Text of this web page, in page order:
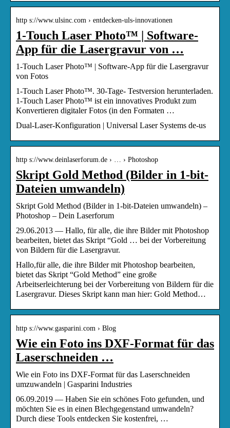
http s://www.ulsinc.com › entdecken-uls-innovationen
1-Touch Laser Photo™ | Software-
App für die Lasergravur von …
1-Touch Laser Photo™ | Software-App für die Lasergravur
von Fotos
1-Touch Laser Photo™. 30-Tage- Testversion herunterladen.
1-Touch Laser Photo™ ist ein innovatives Produkt zum
Konvertieren digitaler Fotos (in den Formaten …
Dual-Laser-Konfiguration | Universal Laser Systems de-us
http s://www.deinlaserforum.de › … › Photoshop
Skript Gold Method (Bilder in 1-bit-
Dateien umwandeln)
Skript Gold Method (Bilder in 1-bit-Dateien umwandeln) –
Photoshop – Dein Laserforum
29.06.2013 — Hallo, für alle, die ihre Bilder mit Photoshop
bearbeiten, bietet das Skript “Gold … bei der Vorbereitung
von Bildern für die Lasergravur.
Hallo,für alle, die ihre Bilder mit Photoshop bearbeiten,
bietet das Skript “Gold Method” eine große
Arbeitserleichterung bei der Vorbereitung von Bildern für die
Lasergravur. Dieses Skript kann man hier: Gold Method…
http s://www.gasparini.com › Blog
Wie ein Foto ins DXF-Format für das
Laserschneiden …
Wie ein Foto ins DXF-Format für das Laserschneiden
umzuwandeln | Gasparini Industries
06.09.2019 — Haben Sie ein schönes Foto gefunden, und
möchten Sie es in einen Blechgegenstand umwandeln?
Durch diese Tools entdecken Sie kostenfrei, …